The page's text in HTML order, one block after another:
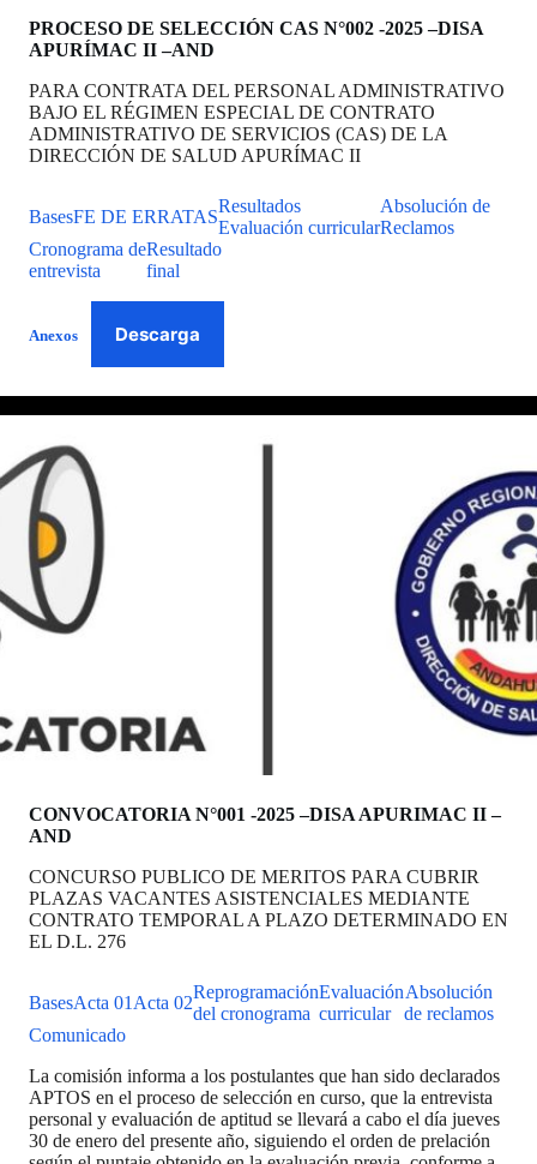
PROCESO DE SELECCIÓN CAS N°002 -2025 –DISA
APURÍMAC II –AND
PARA CONTRATA DEL PERSONAL ADMINISTRATIVO
BAJO EL RÉGIMEN ESPECIAL DE CONTRATO
ADMINISTRATIVO DE SERVICIOS (CAS) DE LA
DIRECCIÓN DE SALUD APURÍMAC II
BasesFE DE ERRATAS
Resultados
Evaluación curricular
Absolución de
Reclamos
Cronograma de
entrevista
Resultado
final
Anexos Descarga
CONVOCATORIA N°001 -2025 –DISA APURIMAC II –
AND
CONCURSO PUBLICO DE MERITOS PARA CUBRIR
PLAZAS VACANTES ASISTENCIALES MEDIANTE
CONTRATO TEMPORAL A PLAZO DETERMINADO EN
EL D.L. 276
BasesActa 01 Acta 02
Reprogramación
del cronograma
Evaluación
curricular
Absolución
de reclamos
Comunicado
La comisión informa a los postulantes que han sido declarados
APTOS en el proceso de selección en curso, que la entrevista
personal y evaluación de aptitud se llevará a cabo el día jueves
30 de enero del presente año, siguiendo el orden de prelación